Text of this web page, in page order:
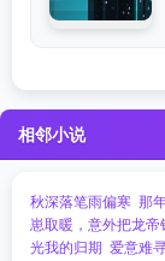
相邻小说
秋深落笔雨偏寒 那
崽取暖，意外把龙帝
光我的归期 爱意难